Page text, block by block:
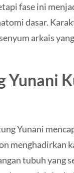
fase ini
dasar.
arkais
Yunani
Yunani
menghadirkan
tubuh yang